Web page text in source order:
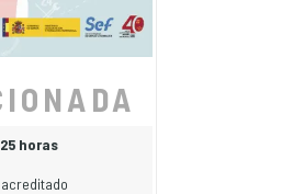
25 horas